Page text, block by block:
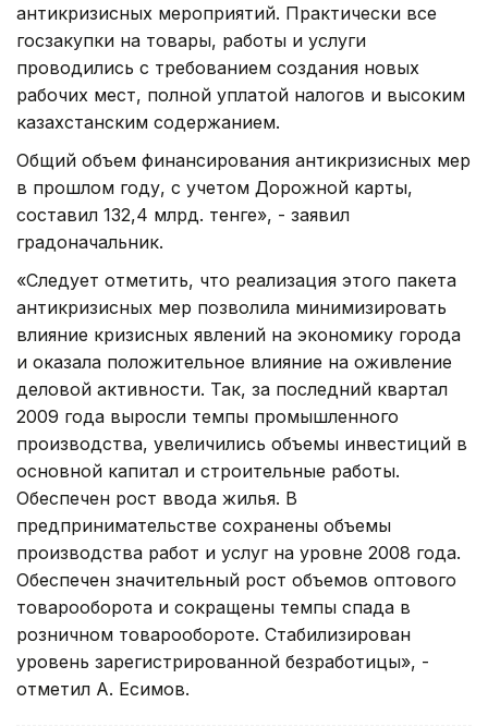
антикризисных мероприятий. Практически все
госзакупки на товары, работы и услуги
проводились с требованием создания новых
рабочих мест, полной уплатой налогов и высоким
казахстанским содержанием.
Общий объем финансирования антикризисных мер
в прошлом году, с учетом Дорожной карты,
составил 132,4 млрд. тенге», - заявил
градоначальник.
«Следует отметить, что реализация этого пакета
антикризисных мер позволила минимизировать
влияние кризисных явлений на экономику города
и оказала положительное влияние на оживление
деловой активности. Так, за последний квартал
2009 года выросли темпы промышленного
производства, увеличились объемы инвестиций в
основной капитал и строительные работы.
Обеспечен рост ввода жилья. В
предпринимательстве сохранены объемы
производства работ и услуг на уровне 2008 года.
Обеспечен значительный рост объемов оптового
товарооборота и сокращены темпы спада в
розничном товарообороте. Стабилизирован
уровень зарегистрированной безработицы», -
отметил А. Есимов.